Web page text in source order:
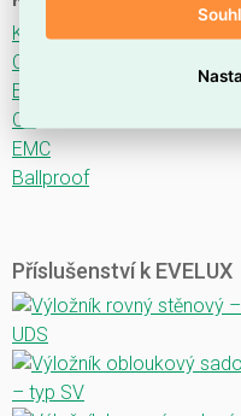
Katalogový list
CE
ENEC
CB
EMC
Ballproof
Příslušenství k EVELUX